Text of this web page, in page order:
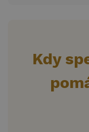
Kdy